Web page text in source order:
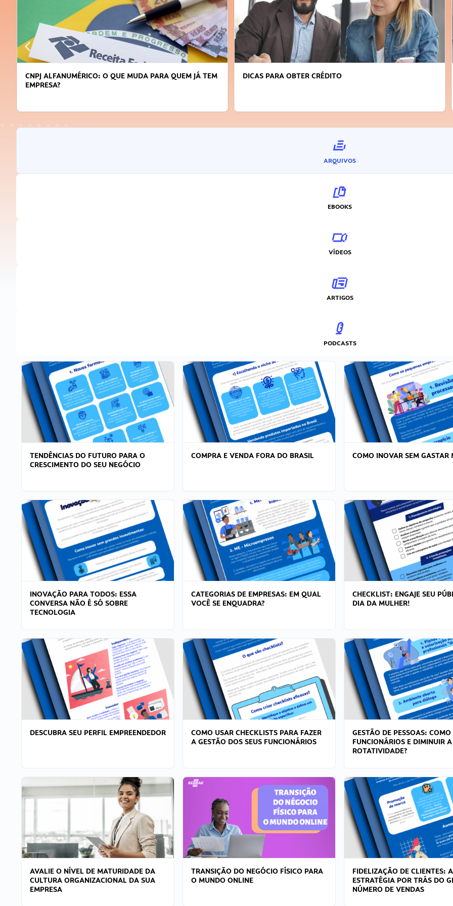
CNPJ ALFANUMÉRICO: O QUE MUDA PARA QUEM JÁ TEM
EMPRESA?
DICAS PARA OBTER CRÉDITO
ARQUIVOS
EBOOKS
VÍDEOS
ARTIGOS
PODCASTS
TENDÊNCIAS DO FUTURO PARA O
CRESCIMENTO DO SEU NEGÓCIO
COMPRA E VENDA FORA DO BRASIL COMO INOVAR SEM GASTAR
INOVAÇÃO PARA TODOS: ESSA
CONVERSA NÃO É SÓ SOBRE
TECNOLOGIA
CATEGORIAS DE EMPRESAS: EM QUAL
VOCÊ SE ENQUADRA?
CHECKLIST: ENGAJE SEU
DIA DA MULHER!
DESCUBRA SEU PERFIL EMPREENDEDOR
COMO USAR CHECKLISTS PARA FAZER
A GESTÃO DOS SEUS FUNCIONÁRIOS
GESTÃO DE PESSOAS:
FUNCIONÁRIOS E DIMINUIR A
ROTATIVIDADE?
AVALIE O NÍVEL DE MATURIDADE DA
CULTURA ORGANIZACIONAL DA SUA
EMPRESA
TRANSIÇÃO DO NEGÓCIO FÍSICO PARA
O MUNDO ONLINE
FIDELIZAÇÃO DE CLIENTES: A
ESTRATÉGIA POR TRÁS DO
NÚMERO DE VENDAS